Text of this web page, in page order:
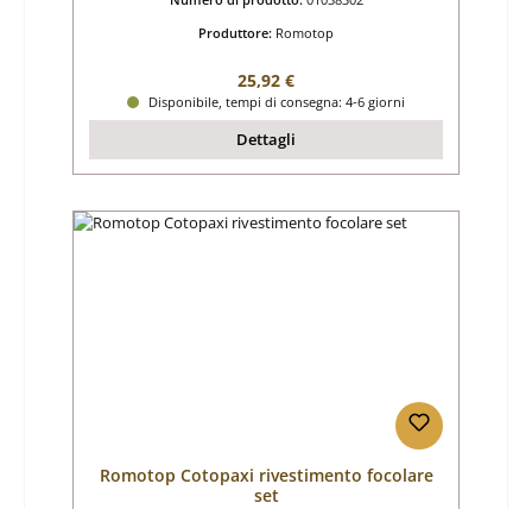
Produttore: Romotop
Prezzo normale:
25,92 €
Disponibile, tempi di consegna: 4-6 giorni
Dettagli
Romotop Cotopaxi rivestimento focolare
set